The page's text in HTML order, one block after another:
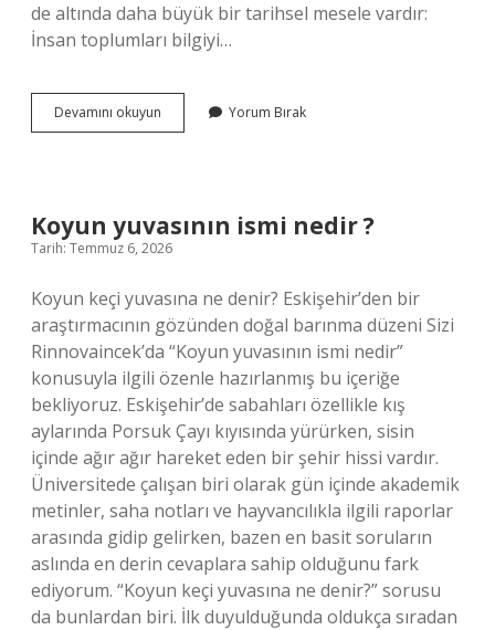
de altında daha büyük bir tarihsel mesele vardır:
İnsan toplumları bilgiyi…
Devamını okuyun
notu
Yorum Bırak
Koyun yuvasının ismi nedir ?
Tarih: Temmuz 6, 2026
Koyun keçi yuvasına ne denir? Eskişehir’den bir
araştırmacının gözünden doğal barınma düzeni Sizi
Rinnovaincek’da “Koyun yuvasının ismi nedir”
konusuyla ilgili özenle hazırlanmış bu içeriğe
bekliyoruz. Eskişehir’de sabahları özellikle kış
aylarında Porsuk Çayı kıyısında yürürken, sisin
içinde ağır ağır hareket eden bir şehir hissi vardır.
Üniversitede çalışan biri olarak gün içinde akademik
metinler, saha notları ve hayvancılıkla ilgili raporlar
arasında gidip gelirken, bazen en basit soruların
aslında en derin cevaplara sahip olduğunu fark
ediyorum. “Koyun keçi yuvasına ne denir?” sorusu
da bunlardan biri. İlk duyulduğunda oldukça sıradan